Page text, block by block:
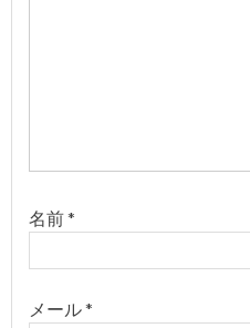
名前*
メール*